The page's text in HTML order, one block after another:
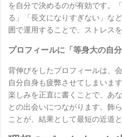
を自分で決めるのが有効です。
る」「長文になりすぎない」な
囲で運用することで、ストレス
プロフィールに「等身大の自
背伸びをしたプロフィールは、
自分自身も疲弊させてしまいま
楽しみを正直に書くことで、あ
との出会いにつながります。飾
ことが、結果として最短の近道と